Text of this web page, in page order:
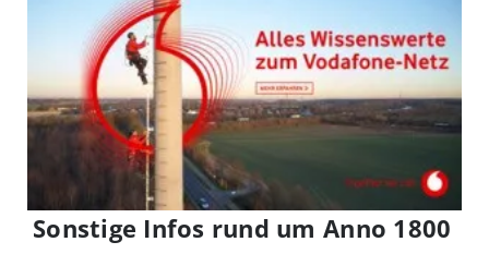
Sonstige Infos rund um Anno 1800